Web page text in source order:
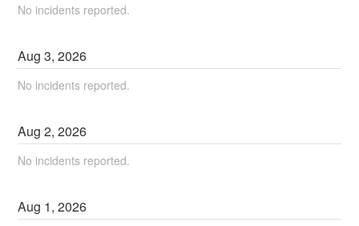
No incidents reported.
Aug3,2026
No incidents reported.
Aug2,2026
No incidents reported.
Aug 1,2026